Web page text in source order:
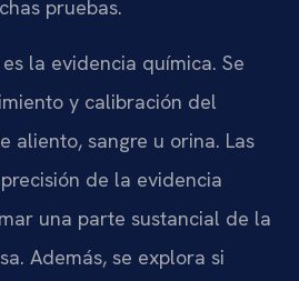
pruebas.
la evidencia química. Se
y calibración del
aliento, sangre u orina. Las
de la evidencia
una parte sustancial de la
Además, se explora si